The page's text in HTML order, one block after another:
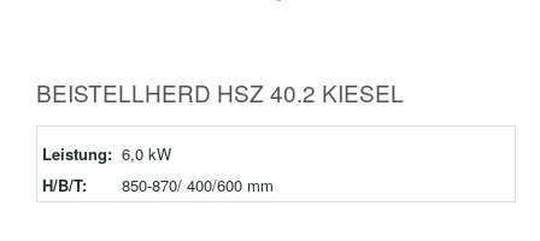
BEISTELLHERD HSZ 40.2 KIESEL
Leistung: 6,0 kW
H/B/T:
850-870/ 400/600 mm